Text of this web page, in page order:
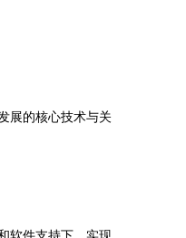
展的核心技术与关